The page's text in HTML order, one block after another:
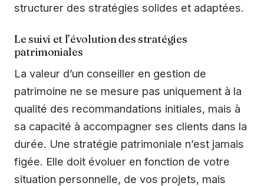
structurer des stratégies solides et adaptées.
Le suivi et l’évolution des stratégies
patrimoniales
La valeur d’un conseiller en gestion de
patrimoine ne se mesure pas uniquement à la
qualité des recommandations initiales, mais à
sa capacité à accompagner ses clients dans la
durée. Une stratégie patrimoniale n’est jamais
figée. Elle doit évoluer en fonction de votre
situation personnelle, de vos projets, mais